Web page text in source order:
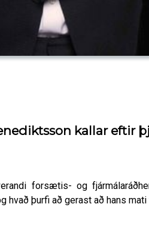
kallar eftir
forsætis- og
hvað þurfi að gerast að hans